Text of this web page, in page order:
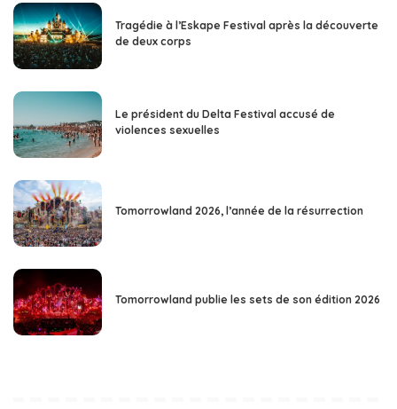
Tragédie à l’Eskape Festival après la découverte
de deux corps
Le président du Delta Festival accusé de
violences sexuelles
Tomorrowland 2026, l’année de la résurrection
Tomorrowland publie les sets de son édition 2026